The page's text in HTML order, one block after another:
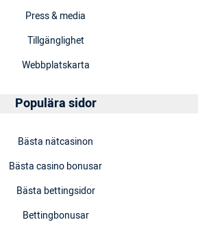
Press & media
Tillgänglighet
Webbplatskarta
Populära sidor
Bästa nätcasinon
Bästa casino bonusar
Bästa bettingsidor
Bettingbonusar